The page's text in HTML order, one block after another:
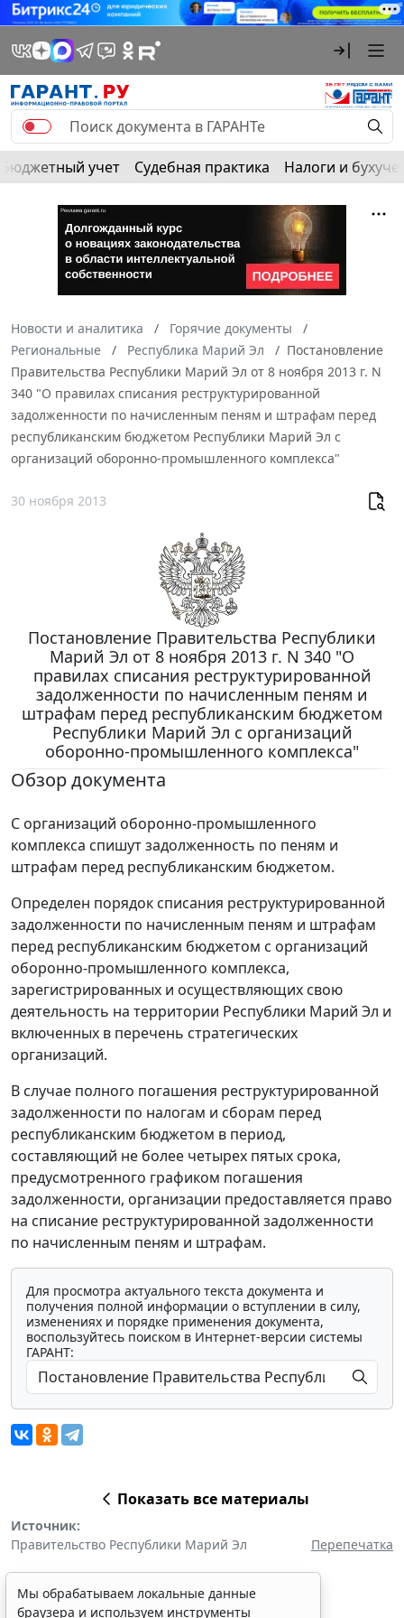
Бюджетный учет Судебная практика Налоги и
Новости и аналитика
Горячие документы
Региональные
Республика Марий Эл
Постановление
Правительства Республики Марий Эл от 8 ноября 2013 г. N
340 "О правилах списания реструктурированной
задолженности по начисленным пеням и штрафам перед
республиканским бюджетом Республики Марий Эл с
организаций оборонно-промышленного комплекса"
30 ноября 2013
Постановление Правительства Республики
Марий Эл от 8 ноября 2013 г. N 340 "О
правилах списания реструктурированной
задолженности по начисленным пеням и
штрафам перед республиканским бюджетом
Республики Марий Эл с организаций
оборонно-промышленного комплекса"
Обзор документа
С организаций оборонно-промышленного
комплекса спишут задолженность по пеням и
штрафам перед республиканским бюджетом.
Определен порядок списания реструктурированной
задолженности по начисленным пеням и штрафам
перед республиканским бюджетом с организаций
оборонно-промышленного комплекса,
зарегистрированных и осуществляющих свою
деятельность на территории Республики Марий Эл и
включенных в перечень стратегических
организаций.
В случае полного погашения реструктурированной
задолженности по налогам и сборам перед
республиканским бюджетом в период,
составляющий не более четырех пятых срока,
предусмотренного графиком погашения
задолженности, организации предоставляется право
на списание реструктурированной задолженности
по начисленным пеням и штрафам.
Для просмотра актуального текста документа и
получения полной информации о вступлении в силу,
изменениях и порядке применения документа,
воспользуйтесь поиском в Интернет-версии системы
ГАРАНТ:
Показать все материалы
Источник:
Правительство Республики Марий Эл
Перепечатка
Мы обрабатываем локальные данные
браузера и используем инструменты